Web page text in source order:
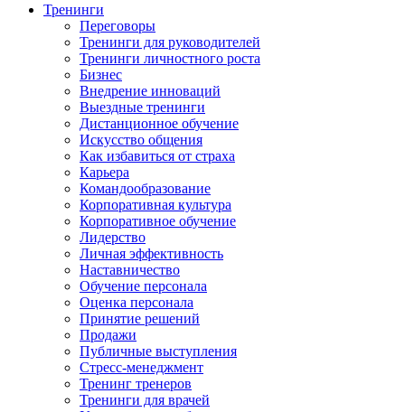
Тренинги
Переговоры
Тренинги для руководителей
Тренинги личностного роста
Бизнес
Внедрение инноваций
Выездные тренинги
Дистанционное обучение
Искусство общения
Как избавиться от страха
Карьера
Командообразование
Корпоративная культура
Корпоративное обучение
Лидерство
Личная эффективность
Наставничество
Обучение персонала
Оценка персонала
Принятие решений
Продажи
Публичные выступления
Стресс-менеджмент
Тренинг тренеров
Тренинги для врачей